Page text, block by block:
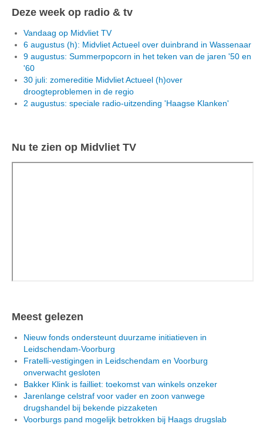
Deze week op radio & tv
Vandaag op Midvliet TV
6 augustus (h): Midvliet Actueel over duinbrand in Wassenaar
9 augustus: Summerpopcorn in het teken van de jaren '50 en
'60
30 juli: zomereditie Midvliet Actueel (h)over
droogteproblemen in de regio
2 augustus: speciale radio-uitzending 'Haagse Klanken'
Nu te zien op Midvliet TV
Meest gelezen
Nieuw fonds ondersteunt duurzame initiatieven in
Leidschendam-Voorburg
Fratelli-vestigingen in Leidschendam en Voorburg
onverwacht gesloten
Bakker Klink is failliet: toekomst van winkels onzeker
Jarenlange celstraf voor vader en zoon vanwege
drugshandel bij bekende pizzaketen
Voorburgs pand mogelijk betrokken bij Haags drugslab